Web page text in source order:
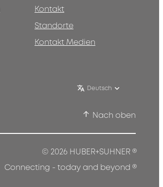
Kontakt
Standorte
Kontakt Medien
Deutsch
Nach oben
© 2026 HUBER+SUHNER®
Connecting - today and beyond ®